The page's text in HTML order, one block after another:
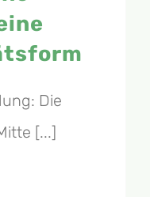
Die
[...]